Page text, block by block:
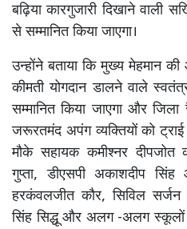
बढ़िया कारगुजारी दिखाने वाली
से सम्मानित किया जाएगा।
उन्होंने बताया कि मुख्य मेहमान
कीमती योगदान डालने वाले
सम्मानित किया जाएगा और
जरूरतमंद अपंग व्यक्तियों को
मौके सहायक कमीश्नर
गुप्ता, डीएसपी अकाशदीप
हरकंवलजीत कौर, सिविल सर्जन
सिंह सिद्धू और अलग -अलग स्कूलों